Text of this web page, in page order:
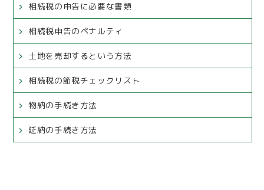
相続税の申告に必要な書類
相続税申告のペナルティ
土地を売却するという方法
相続税の節税チェックリスト
物納の手続き方法
延納の手続き方法